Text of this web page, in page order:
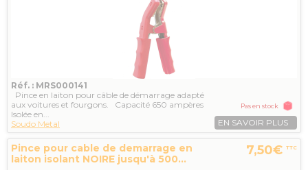
Réf. : MRS000141
Pince en laiton pour câble de démarrage adapté
aux voitures et fourgons. Capacité 650 ampères
Isolée en...
Soudo Metal
Pas en stock
EN SAVOIR PLUS
Pince pour cable de demarrage en
laiton isolant NOIRE jusqu'à 500...
7,50€ TTC